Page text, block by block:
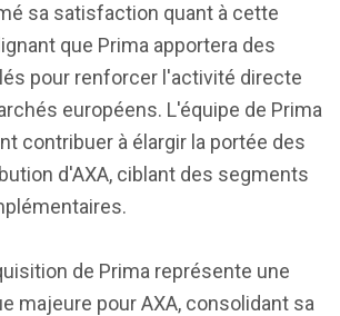
sa satisfaction quant à cette
que Prima apportera des
pour renforcer l'activité directe
européens. L'équipe de Prima
contribuer à élargir la portée des
d'AXA, ciblant des segments
de Prima représente une
majeure pour AXA, consolidant sa